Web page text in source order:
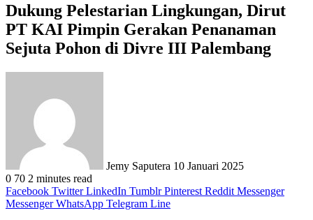
Dukung Pelestarian Lingkungan, Dirut
PT KAI Pimpin Gerakan Penanaman
Sejuta Pohon di Divre III Palembang
Jemy Saputera 10 Januari 2025
0 70 2 minutes read
Facebook Twitter LinkedIn Tumblr Pinterest Reddit Messenger
Messenger WhatsApp Telegram Line